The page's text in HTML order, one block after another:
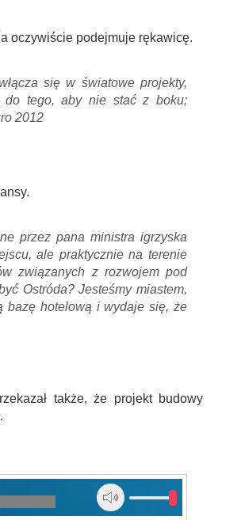
oczywiście podejmuje rękawicę.
się w światowe projekty,
do tego, aby nie stać z boku;
2012
przez pana ministra igrzyska
ale praktycznie na terenie
związanych z rozwojem pod
Ostróda? Jesteśmy miastem,
bazę hotelową i wydaje się, że
także, że projekt budowy